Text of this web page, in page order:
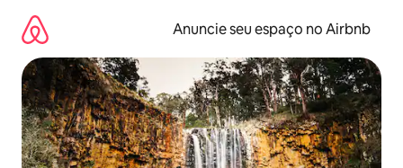
para
conteúdo
Anuncie seu espaço no Airbnb